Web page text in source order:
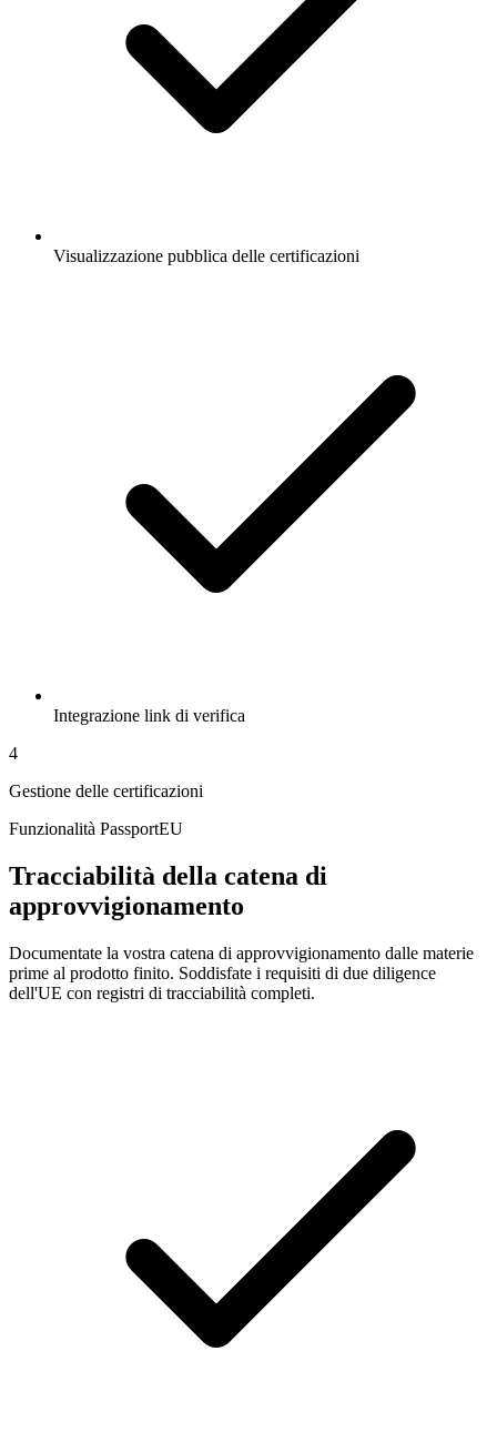
Visualizzazione pubblica delle certificazioni
Integrazione link di verifica
4
Gestione delle certificazioni
Funzionalità PassportEU
Tracciabilità della catena di
approvvigionamento
Documentate la vostra catena di approvvigionamento dalle materie
prime al prodotto finito. Soddisfate i requisiti di due diligence
dell'UE con registri di tracciabilità completi.